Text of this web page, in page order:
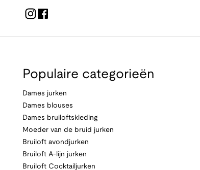
Populaire categorieën
Dames jurken
Dames blouses
Dames bruiloftskleding
Moeder van de bruid jurken
Bruiloft avondjurken
Bruiloft A-lijn jurken
Bruiloft Cocktailjurken